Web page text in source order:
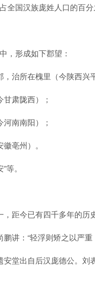
全国汉族庞姓人口的百分
，形成如下郡望：
治所在槐里（今陕西兴
肃陇西）；
南南阳）；
亳州）。
等。
距今已有四千多年的历史
讲：“轻浮则矫之以严
堂出自后汉庞德公。刘